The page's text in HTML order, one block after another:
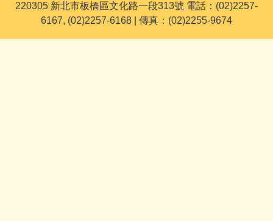
220305 新北市板橋區文化路一段313號 電話：(02)2257-
6167, (02)2257-6168 | 傳真：(02)2255-9674